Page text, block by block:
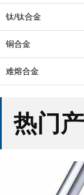
钛/钛合金
铜合金
难熔合金
热门